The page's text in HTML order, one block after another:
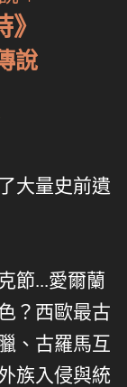
說
大量史前遺
節...愛爾蘭
？西歐最古
、古羅馬互
族入侵與統